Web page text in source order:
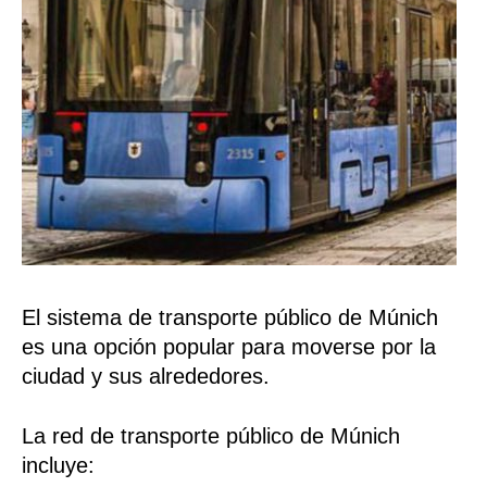
El sistema de transporte público de Múnich
es una opción popular para moverse por la
ciudad y sus alrededores.
La red de transporte público de Múnich
incluye: